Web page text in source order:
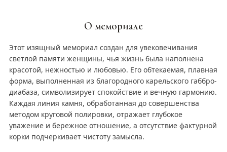
О мемориале
Этот изящный мемориал создан для увековечивания
светлой памяти женщины, чья жизнь была наполнена
красотой, нежностью и любовью. Его обтекаемая, плавная
форма, выполненная из благородного карельского габбро-
диабаза, символизирует спокойствие и вечную гармонию.
Каждая линия камня, обработанная до совершенства
методом круговой полировки, отражает глубокое
уважение и бережное отношение, а отсутствие фактурной
корки подчеркивает чистоту замысла.